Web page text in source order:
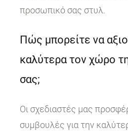
προσωπικό σας στυλ.
Πώς μπορείτε να
καλύτερα τον χώρο
σας;
Οι σχεδιαστές μας
συμβουλές για την